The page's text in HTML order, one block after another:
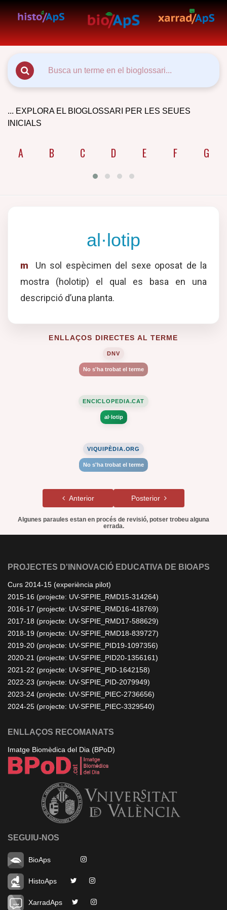
... EXPLORA EL BIOGLOSSARI PER LES SEUES
INICIALS
A B C D E F G
al·lotip
m
Un sol espècimen del sexe oposat de la
mostra (holotip) el qual es basa en una
descripció d’una planta.
ENLLAÇOS DIRECTES AL TERME
DNV
No s'ha trobat el terme
ENCICLOPEDIA.CAT
al·lotip
VIQUIPÈDIA.ORG
No s'ha trobat el terme
Anterior Posterior
Algunes paraules estan en procés de revisió, potser trobeu alguna
errada.
PROJECTES D'INNOVACIÓ EDUCATIVA DE BIOAPS
Curs 2014-15 (experiència pilot)
2015-16 (projecte: UV-SFPIE_RMD15-314264)
2016-17 (projecte: UV-SFPIE_RMD16-418769)
2017-18 (projecte: UV-SFPIE_RMD17-588629)
2018-19 (projecte: UV-SFPIE_RMD18-839727)
2019-20 (projecte: UV-SFPIE_PID19-1097356)
2020-21 (projecte: UV-SFPIE_PID20-1356161)
2021-22 (projecte: UV-SFPIE_PID-1642158)
2022-23 (projecte: UV-SFPIE_PID-2079949)
2023-24 (projecte: UV-SFPIE_PIEC-2736656)
2024-25 (projecte: UV-SFPIE_PIEC-3329540)
ENLLAÇOS RECOMANATS
Imatge Biomèdica del Dia (BPoD)
SEGUIU-NOS
BioAps
HistoAps
XarradAps